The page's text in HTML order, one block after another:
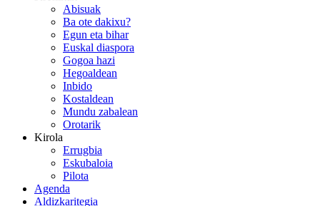
Abisuak
Ba ote dakixu?
Egun eta bihar
Euskal diaspora
Gogoa hazi
Hegoaldean
Inbido
Kostaldean
Mundu zabalean
Orotarik
Kirola
Errugbia
Eskubaloia
Pilota
Agenda
Aldizkaritegia